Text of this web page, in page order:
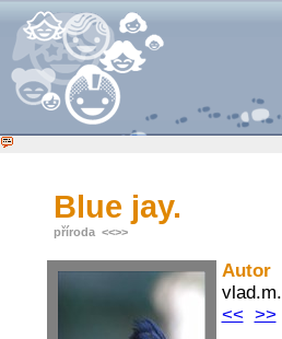
Blue jay.
příroda <<>>
Autor
vlad.m.
<< >>